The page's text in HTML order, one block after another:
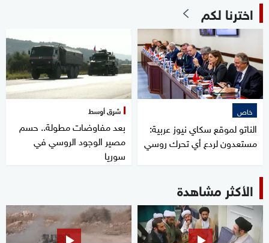
اخترنا لكم
خاص
الناتو لموقع سكاي نيوز عربية:
مستعدون لردع أي تحرك روسي
شرق أوسط
بعد مفاوضات مطولة.. حسم
مصير الوجود الروسي في
سوريا
الأكثر مشاهدة